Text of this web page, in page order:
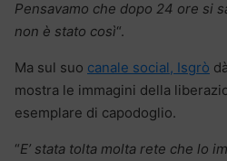
Pensavamo che dopo 24 ore si
non è stato così“.
Ma sul suo canale social, Isgrò
mostra le immagini della
esemplare di capodoglio.
“E’ stata tolta molta rete che lo